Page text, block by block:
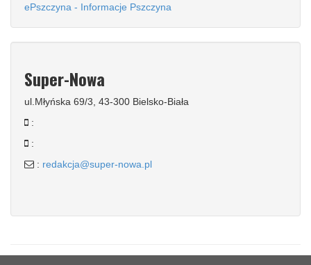
ePszczyna - Informacje Pszczyna
Super-Nowa
ul.Młyńska 69/3, 43-300 Bielsko-Biała
:
:
: redakcja@super-nowa.pl